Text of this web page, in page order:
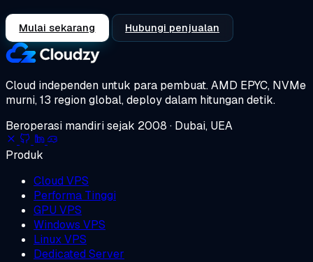
Mulai sekarang Hubungi penjualan
Cloud independen untuk para pembuat.AMD EPYC, NVMe
murni, 13 region global, deploy dalam hitungan detik.
Beroperasi mandiri sejak 2008 · Dubai, UEA
Produk
Cloud VPS
Performa Tinggi
GPU VPS
Windows VPS
Linux VPS
Dedicated Server